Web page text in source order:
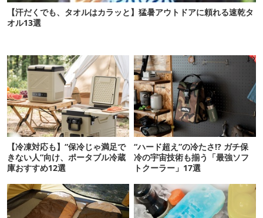
【汗だくでも、タオルはカラッと】猛暑アウトドアに頼れる速乾タ
オル13選
【冷凍対応も】“保冷じゃ満足で
きない人”向け、ポータブル冷蔵
庫おすすめ12選
“ハード超え”の冷たさ!? ガチ保
冷の宇宙技術も揃う「最強ソフ
トクーラー」17選